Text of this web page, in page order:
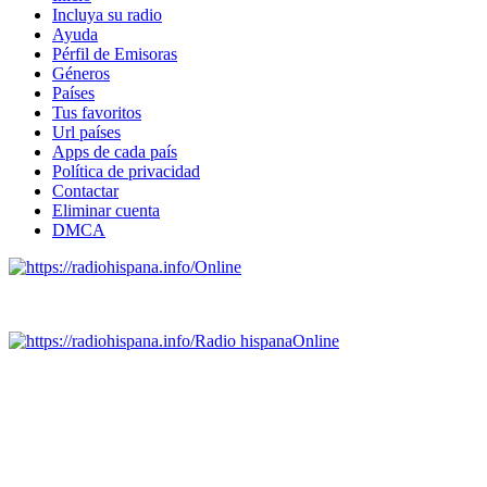
Incluya su radio
Ayuda
Pérfil de Emisoras
Géneros
Países
Tus favoritos
Url países
Apps de cada país
Política de privacidad
Contactar
Eliminar cuenta
DMCA
Online
Radio hispanaOnline